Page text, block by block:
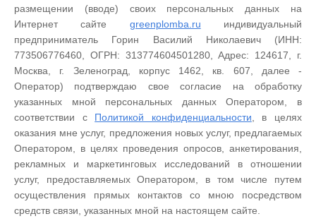
размещении (вводе) своих персональных данных на
Интернет сайте greenplomba.ru индивидуальный
предприниматель Горин Василий Николаевич (ИНН:
773506776460, ОГРН: 313774604501280, Адрес: 124617, г.
Москва, г. Зеленоград, корпус 1462, кв. 607, далее -
Оператор) подтверждаю свое согласие на обработку
указанных мной персональных данных Оператором, в
соответствии с Политикой конфиденциальности , в целях
оказания мне услуг, предложения новых услуг, предлагаемых
Оператором, в целях проведения опросов, анкетирования,
рекламных и маркетинговых исследований в отношении
услуг, предоставляемых Оператором, в том числе путем
осуществления прямых контактов со мною посредством
средств связи, указанных мной на настоящем сайте.